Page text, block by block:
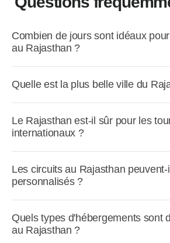
Questions
Combien de jours sont idéaux
au Rajasthan ?
Quelle est la plus belle ville du
Le Rajasthan est-il sûr pour les
internationaux ?
Les circuits au Rajasthan peuvent-
personnalisés ?